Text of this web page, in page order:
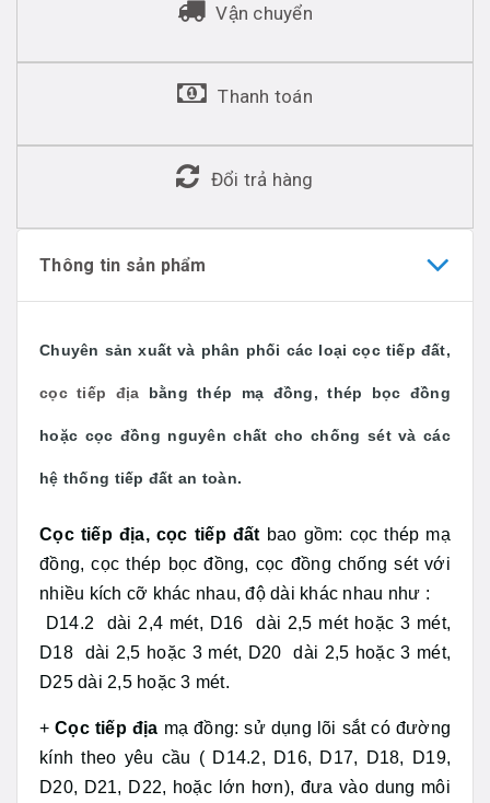
Vận chuyển
Thanh toán
Đổi trả hàng
Thông tin sản phẩm
Chuyên sản xuất và phân phối các loại cọc tiếp đất,
cọc tiếp địa bằng thép mạ đồng, thép bọc đồng
hoặc cọc đồng nguyên chất cho chống sét và các
hệ thống tiếp đất an toàn.
Cọc tiếp địa, cọc tiếp đất bao gồm: cọc thép mạ
đồng, cọc thép bọc đồng, cọc đồng chống sét với
nhiều kích cỡ khác nhau, độ dài khác nhau như :
D14.2 dài 2,4 mét, D16 dài 2,5 mét hoặc 3 mét,
D18 dài 2,5 hoặc 3 mét, D20 dài 2,5 hoặc 3 mét,
D25 dài 2,5 hoặc 3 mét.
+Cọc tiếp địa mạ đồng: sử dụng lõi sắt có đường
kính theo yêu cầu ( D14.2, D16, D17, D18, D19,
D20, D21, D22, hoặc lớn hơn), đưa vào dung môi